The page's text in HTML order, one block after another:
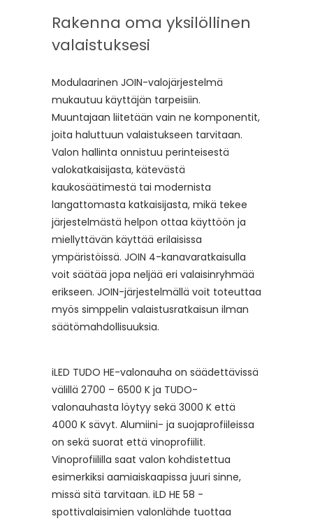
Rakenna oma yksilöllinen
valaistuksesi
Modulaarinen JOIN-valojärjestelmä
mukautuu käyttäjän tarpeisiin.
Muuntajaan liitetään vain ne komponentit,
joita haluttuun valaistukseen tarvitaan.
Valon hallinta onnistuu perinteisestä
valokatkaisijasta, kätevästä
kaukosäätimestä tai modernista
langattomasta katkaisijasta, mikä tekee
järjestelmästä helpon ottaa käyttöön ja
miellyttävän käyttää erilaisissa
ympäristöissä. JOIN 4-kanavaratkaisulla
voit säätää jopa neljää eri valaisinryhmää
erikseen. JOIN-järjestelmällä voit toteuttaa
myös simppelin valaistusratkaisun ilman
säätömahdollisuuksia.
iLED TUDO HE-valonauha on säädettävissä
välillä 2700 – 6500 K ja TUDO-
valonauhasta löytyy sekä 3000 K että
4000 K sävyt. Alumiini- ja suojaprofiileissa
on sekä suorat että vinoprofiilit.
Vinoprofiililla saat valon kohdistettua
esimerkiksi aamiaiskaapissa juuri sinne,
missä sitä tarvitaan. iLD HE 58 -
spottivalaisimien valonlähde tuottaa